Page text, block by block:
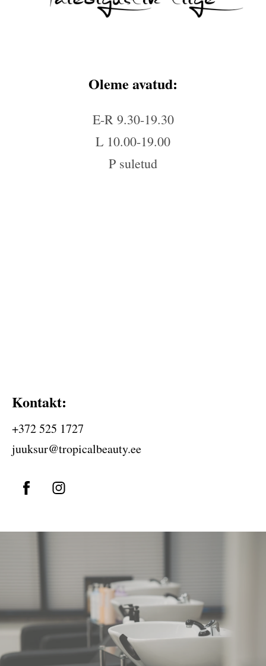
Oleme avatud:
E-R 9.30-19.30
L 10.00-19.00
P suletud
Kontakt:
+372 525 1727
juuksur@tropicalbeauty.ee